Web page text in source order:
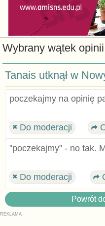
Wybrany wątek opinii
Tanais utknął w
poczekajmy na opinię
Do moderacji
"poczekajmy" - no tak.
Do moderacji
Powrót